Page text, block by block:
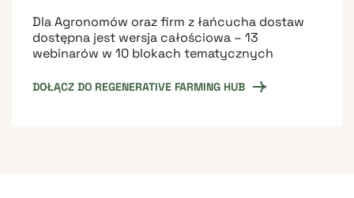
Dla Agronomów oraz firm z łańcucha dostaw
dostępna jest wersja całościowa – 13
webinarów w 10 blokach tematycznych
DOŁĄCZ DO REGENERATIVE FARMING HUB